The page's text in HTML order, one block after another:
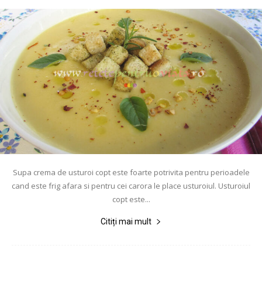
Supa crema de usturoi copt este foarte potrivita pentru perioadele
cand este frig afara si pentru cei carora le place usturoiul. Usturoiul
copt este...
Citiți mai mult